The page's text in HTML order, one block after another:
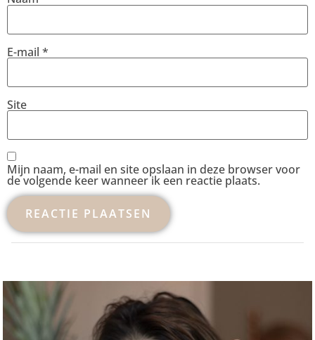
E-mail *
Site
Mijn naam, e-mail en site opslaan in deze browser voor
de volgende keer wanneer ik een reactie plaats.